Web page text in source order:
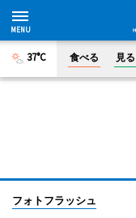
37°C 食べる 見
フォトフラッシュ